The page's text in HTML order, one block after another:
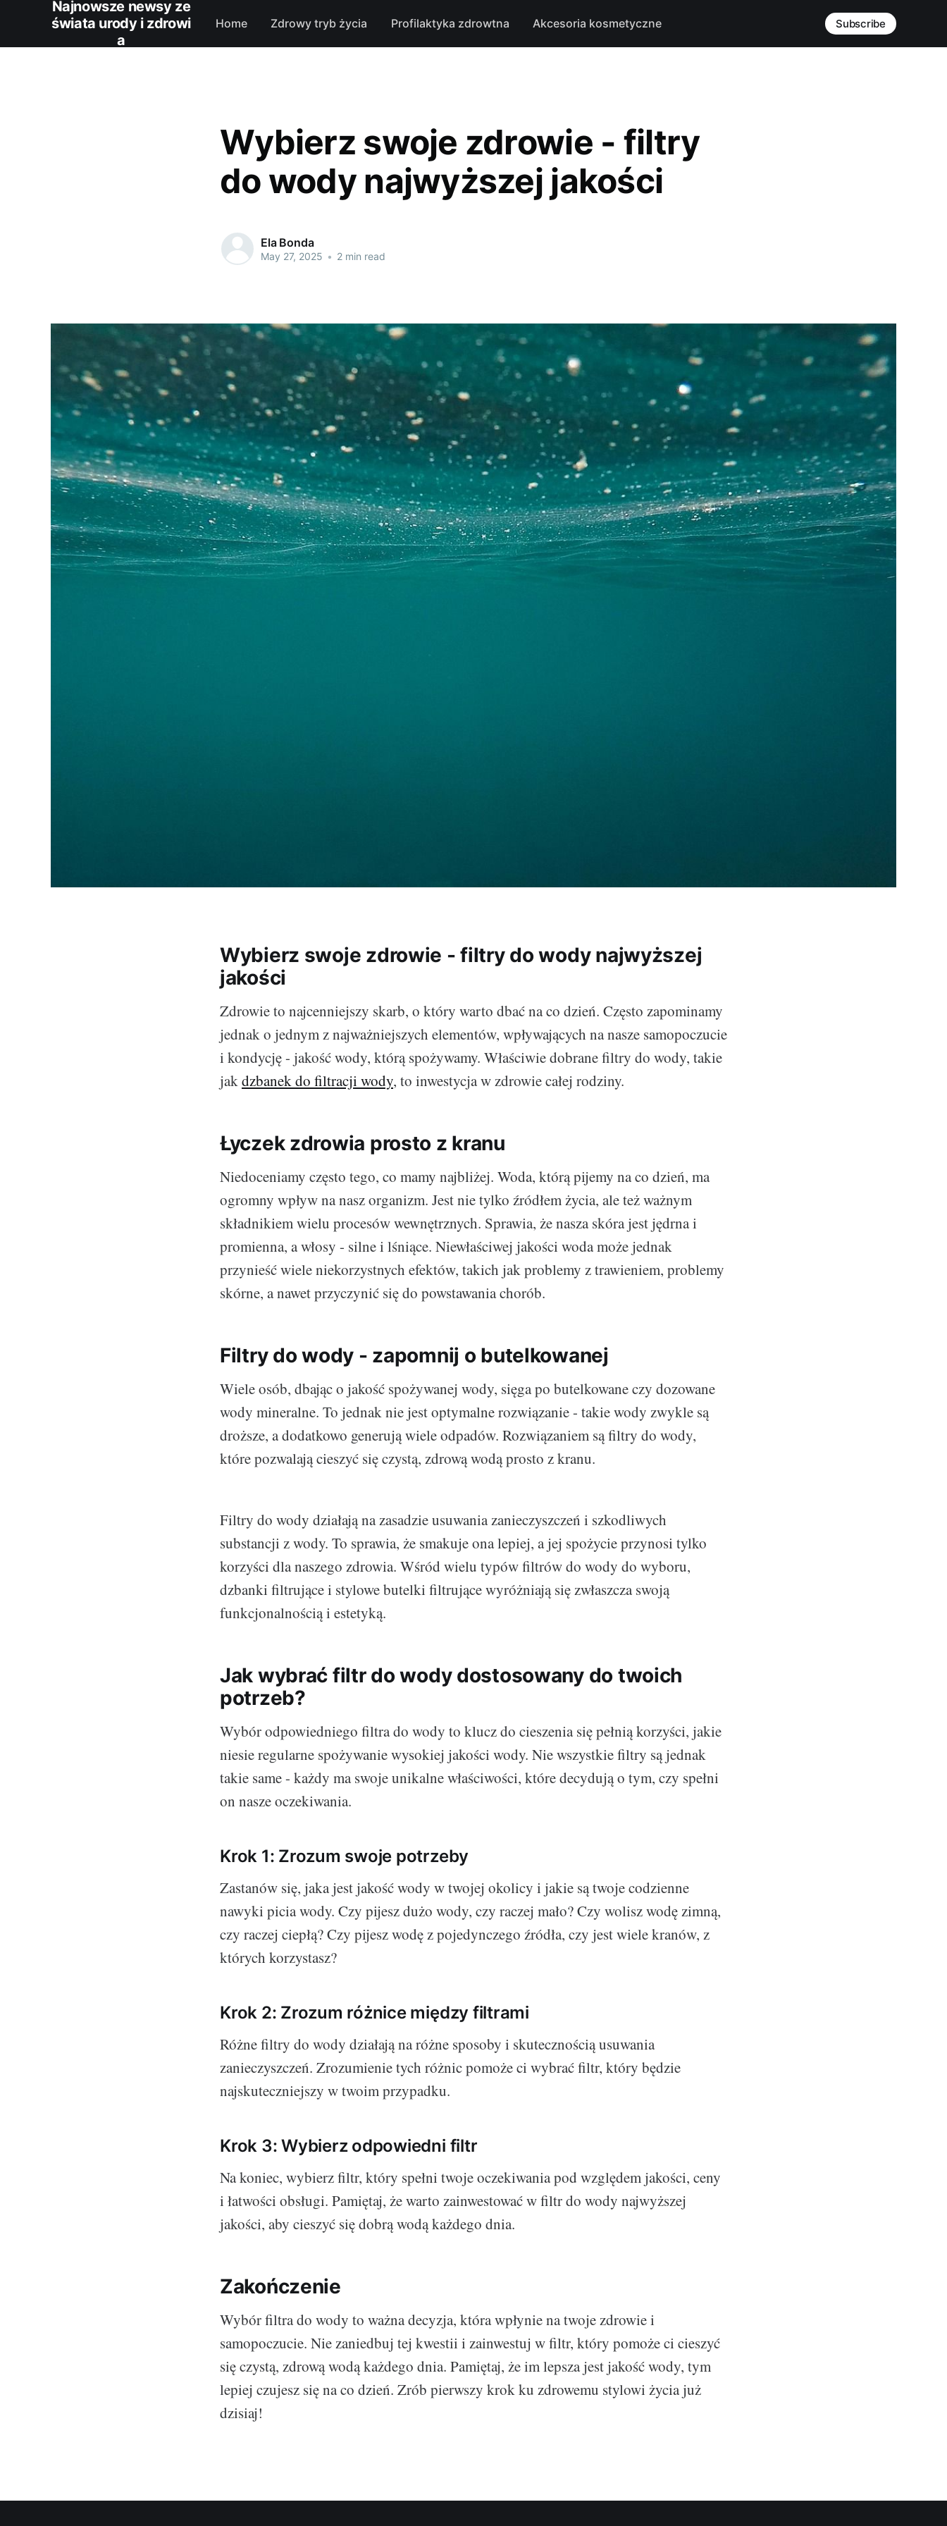
Najnowsze newsy ze
świata urody i zdrowi
a
Home Zdrowy tryb życia Profilaktyka zdrowtna Akcesoria kosmetyczne Subscribe
Wybierz swoje zdrowie - filtry
do wody najwyższej jakości
Ela Bonda
May 27, 2025 • 2 min read
Wybierz swoje zdrowie - filtry do wody najwyższej
jakości
Zdrowie to najcenniejszy skarb, o który warto dbać na co dzień. Często zapominamy
jednak o jednym z najważniejszych elementów, wpływających na nasze samopoczucie
i kondycję - jakość wody, którą spożywamy. Właściwie dobrane filtry do wody, takie
jakdzbanek do filtracji wody, to inwestycja w zdrowie całej rodziny.
Łyczek zdrowia prosto z kranu
Niedoceniamy często tego, co mamy najbliżej. Woda, którą pijemy na co dzień, ma
ogromny wpływ na nasz organizm. Jest nie tylko źródłem życia, ale też ważnym
składnikiem wielu procesów wewnętrznych. Sprawia, że nasza skóra jest jędrna i
promienna, a włosy - silne i lśniące. Niewłaściwej jakości woda może jednak
przynieść wiele niekorzystnych efektów, takich jak problemy z trawieniem, problemy
skórne, a nawet przyczynić się do powstawania chorób.
Filtry do wody - zapomnij o butelkowanej
Wiele osób, dbając o jakość spożywanej wody, sięga po butelkowane czy dozowane
wody mineralne. To jednak nie jest optymalne rozwiązanie - takie wody zwykle są
droższe, a dodatkowo generują wiele odpadów. Rozwiązaniem są filtry do wody,
które pozwalają cieszyć się czystą, zdrową wodą prosto z kranu.
Filtry do wody działają na zasadzie usuwania zanieczyszczeń i szkodliwych
substancji z wody. To sprawia, że smakuje ona lepiej, a jej spożycie przynosi tylko
korzyści dla naszego zdrowia. Wśród wielu typów filtrów do wody do wyboru,
dzbanki filtrujące i stylowe butelki filtrujące wyróżniają się zwłaszcza swoją
funkcjonalnością i estetyką.
Jak wybrać filtr do wody dostosowany do twoich
potrzeb?
Wybór odpowiedniego filtra do wody to klucz do cieszenia się pełnią korzyści, jakie
niesie regularne spożywanie wysokiej jakości wody. Nie wszystkie filtry są jednak
takie same - każdy ma swoje unikalne właściwości, które decydują o tym, czy spełni
on nasze oczekiwania.
Krok 1: Zrozum swoje potrzeby
Zastanów się, jaka jest jakość wody w twojej okolicy i jakie są twoje codzienne
nawyki picia wody. Czy pijesz dużo wody, czy raczej mało? Czy wolisz wodę zimną,
czy raczej ciepłą? Czy pijesz wodę z pojedynczego źródła, czy jest wiele kranów, z
których korzystasz?
Krok 2: Zrozum różnice między filtrami
Różne filtry do wody działają na różne sposoby i skutecznością usuwania
zanieczyszczeń. Zrozumienie tych różnic pomoże ci wybrać filtr, który będzie
najskuteczniejszy w twoim przypadku.
Krok 3: Wybierz odpowiedni filtr
Na koniec, wybierz filtr, który spełni twoje oczekiwania pod względem jakości, ceny
i łatwości obsługi. Pamiętaj, że warto zainwestować w filtr do wody najwyższej
jakości, aby cieszyć się dobrą wodą każdego dnia.
Zakończenie
Wybór filtra do wody to ważna decyzja, która wpłynie na twoje zdrowie i
samopoczucie. Nie zaniedbuj tej kwestii i zainwestuj w filtr, który pomoże ci cieszyć
się czystą, zdrową wodą każdego dnia. Pamiętaj, że im lepsza jest jakość wody, tym
lepiej czujesz się na co dzień. Zrób pierwszy krok ku zdrowemu stylowi życia już
dzisiaj!